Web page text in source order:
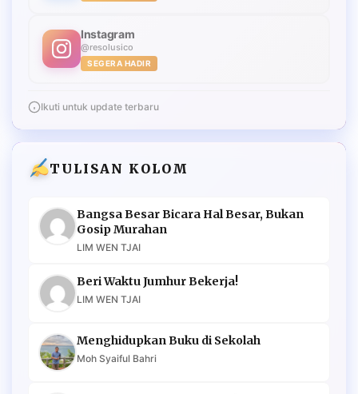
Instagram
@resolusico
SEGERA HADIR
Ikuti untuk update terbaru
TULISAN KOLOM
Bangsa Besar Bicara Hal Besar, Bukan
Gosip Murahan
LIM WEN TJAI
Beri Waktu Jumhur Bekerja!
LIM WEN TJAI
Menghidupkan Buku di Sekolah
Moh Syaiful Bahri